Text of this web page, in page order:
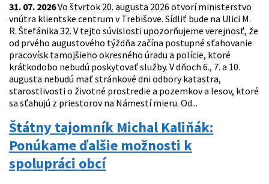
31. 07. 2026Vo štvrtok 20. augusta 2026 otvorí ministerstvo
vnútra klientske centrum v Trebišove. Sídliť bude na Ulici M.
R. Štefánika 32. V tejto súvislosti upozorňujeme verejnosť, že
od prvého augustového týždňa začína postupné sťahovanie
pracovísk tamojšieho okresného úradu a polície, ktoré
krátkodobo nebudú poskytovať služby. V dňoch 6., 7. a 10.
augusta nebudú mať stránkové dni odbory katastra,
starostlivosti o životné prostredie a pozemkov a lesov, ktoré
sa sťahujú z priestorov na Námestí mieru. Od...
Štátny tajomník Michal Kaliňák:
Ponúkame ďalšie možnosti k
spolupráci obcí